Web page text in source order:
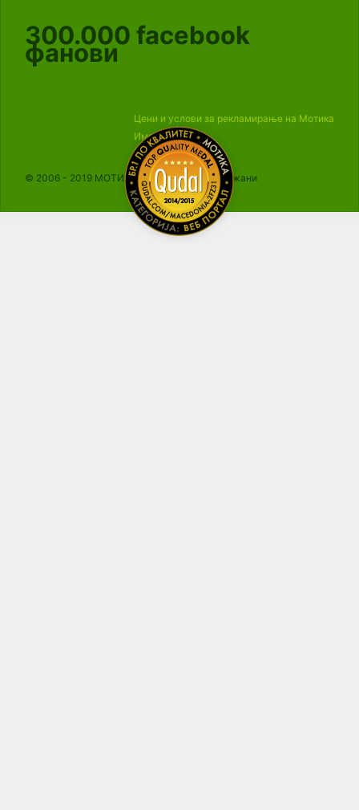
300.000 facebook
фанови
Цени и услови за рекламирање на Мотика
Импресум
© 2006 - 2019 МОТИКА, Сите права се задржани